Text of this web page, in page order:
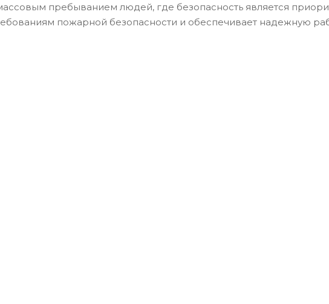
пребыванием людей, где безопасность является
пожарной безопасности и обеспечивает надежную